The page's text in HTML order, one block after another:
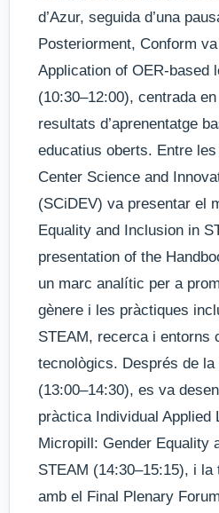
d’Azur, seguida d’una
Posteriorment, Conform
Application of OER-based
(10:30–12:00), centrada
resultats d’aprenentatge
educatius oberts. Entre
Center Science and
(SCiDEV) va presentar el
Equality and Inclusion in
presentation of the
un marc analític per a
gènere i les pràctiques
STEAM, recerca i entorns
tecnològics. Després de la
(13:00–14:30), es va
pràctica Individual Applied
Micropill: Gender Equality
STEAM (14:30–15:15), i
amb el Final Plenary